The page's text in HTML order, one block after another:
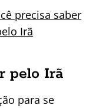
precisa saber
Irã
pelo Irã
para se